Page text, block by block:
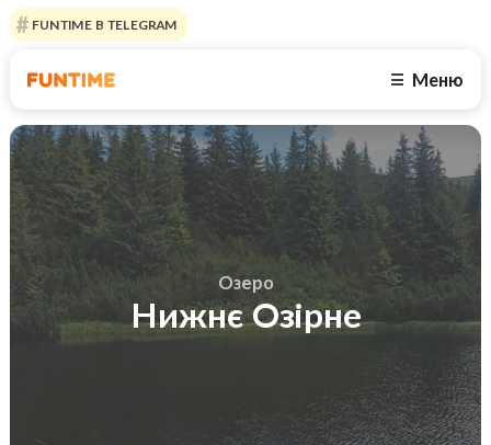
FUNTIME В TELEGRAM
☰ Меню
Озеро
Нижнє Озірне